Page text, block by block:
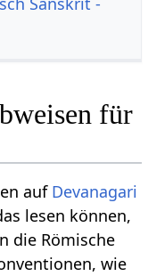
für
auf Devanagari
lesen können,
die Römische
wie